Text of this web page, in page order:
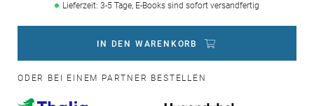
Lieferzeit: 3-5 Tage, E-Books sind sofort versandfertig
IN DEN WARENKORB
ODER BEI EINEM PARTNER BESTELLEN